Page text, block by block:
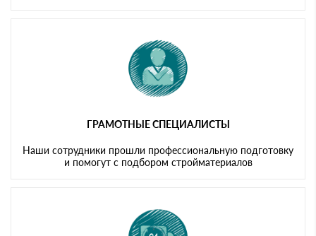
ГРАМОТНЫЕ СПЕЦИАЛИСТЫ
Наши сотрудники прошли профессиональную подготовку
и помогут с подбором стройматериалов